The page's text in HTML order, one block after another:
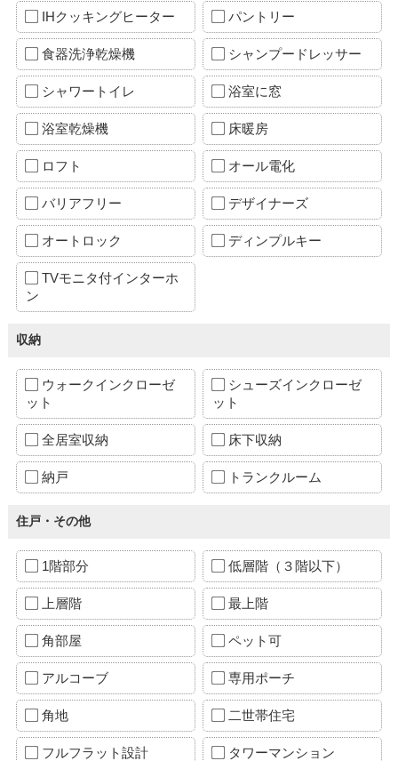
IHクッキングヒーター パントリー
食器洗浄乾燥機 シャンプードレッサー
シャワートイレ 浴室に窓
浴室乾燥機 床暖房
ロフト オール電化
バリアフリー デザイナーズ
オートロック ディンプルキー
TVモニタ付インターホ
ン
収納
ウォークインクローゼ
ット
シューズインクローゼ
ット
全居室収納 床下収納
納戸 トランクルーム
住戸・その他
1階部分 低層階（３階以下）
上層階 最上階
角部屋 ペット可
アルコーブ 専用ポーチ
角地 二世帯住宅
フルフラット設計 タワーマンション